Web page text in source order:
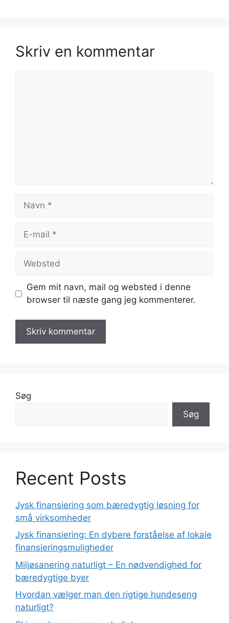
Skriv en kommentar
Navn
Websted
Gem mit navn, mail og websted i denne
browser til næste gang jeg kommenterer.
Søg
Søg
Recent Posts
Jysk finansiering som bæredygtig løsning for
små virksomheder
Jysk finansiering: En dybere forståelse af lokale
finansieringsmuligheder
Miljøsanering naturligt – En nødvendighed for
bæredygtige byer
Hvordan vælger man den rigtige hundeseng
naturligt?